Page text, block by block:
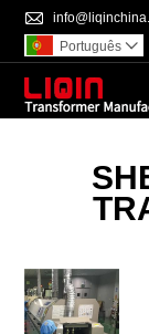

Português 